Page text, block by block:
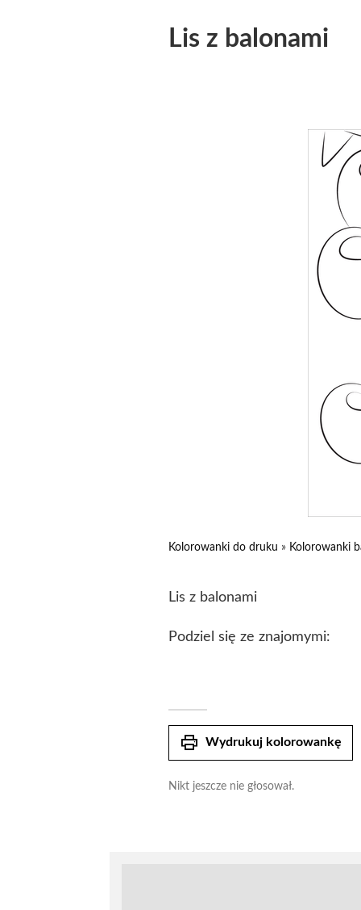
Lis z balonami
Kolorowanki do druku » Kolorowanki
Lis z balonami
Podziel się ze znajomymi:
print Wydrukuj kolorowankę
Nikt jeszcze nie głosował.